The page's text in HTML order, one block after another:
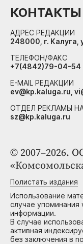
© 2007–2026.
Полистать издания
Использование
случае упоминания
информации.
В случае
активная
без заключения в
КОНТАКТЫ
АДРЕС РЕДАКЦИИ
248000, г. Калуга,
ТЕЛЕФОН/ФАКС
+7(4842)79-04-54
E-MAIL РЕДАКЦИИ
ev@kp.kaluga.ru,
ОТДЕЛ РЕКЛАМЫ
sz@kp.kaluga.ru